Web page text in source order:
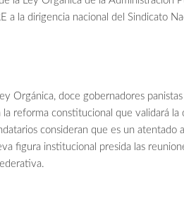
a la dirigencia nacional del Sindicato
Orgánica, doce gobernadores
la reforma constitucional que validará
consideran que es un
figura institucional presida las